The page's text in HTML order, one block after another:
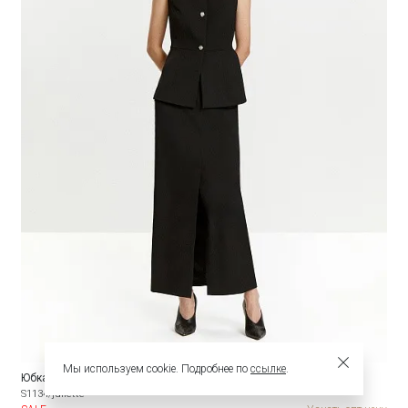
Юбка карандаш
S1134/juliette
Мы используем cookie. Подробнее по ссылке